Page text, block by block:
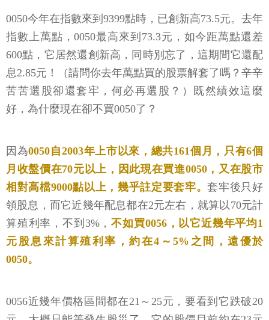
0050今年在指數來到9399點時，已創新高73.5元。去年
指數上萬點，0050最高來到73.3元，如今距萬點還差
600點，它居然還創新高，同時別忘了，這期間它還配
息2.85元！（請問你去年萬點買的股票解套了嗎？辛辛
苦苦選股卻還套牢，何必再選股？）既然績效這麼
好，為什麼現在卻不買0050了？
因為0050自2003年上市以來，總共161個月，只有6個
月收盤價在70元以上，因此現在買進0050，又在股市
相對高檔9000點以上，幾乎註定要套牢。套牢後只好
領股息，而它近幾年配息都在2元左右，就算以70元計
算殖利率，不到3%，不如買0056，以它近幾年平均1
元股息來計算殖利率，約在4～5%之間，遠優於
0050。
0056近幾年價格區間都在21～25元，要看到它跌破20